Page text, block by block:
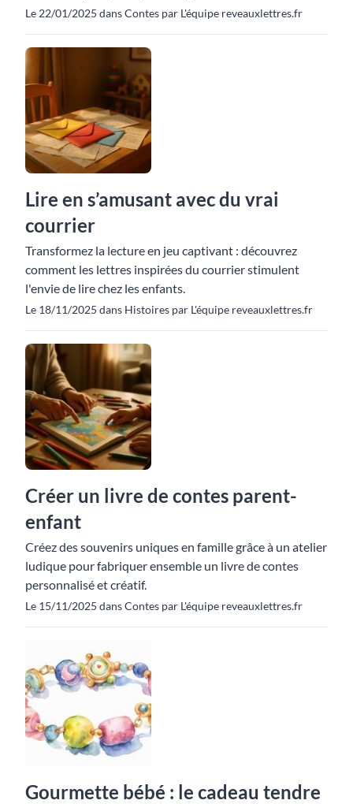
Le 22/01/2025 dans Contes par L'équipe reveauxlettres.fr
Lire en s’amusant avec du vrai
courrier
Transformez la lecture en jeu captivant : découvrez
comment les lettres inspirées du courrier stimulent
l'envie de lire chez les enfants.
Le 18/11/2025 dans Histoires par L'équipe reveauxlettres.fr
Créer un livre de contes parent-
enfant
Créez des souvenirs uniques en famille grâce à un atelier
ludique pour fabriquer ensemble un livre de contes
personnalisé et créatif.
Le 15/11/2025 dans Contes par L'équipe reveauxlettres.fr
Gourmette bébé : le cadeau tendre